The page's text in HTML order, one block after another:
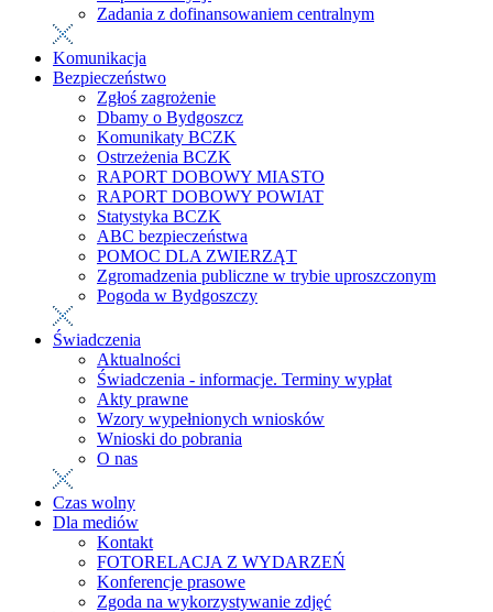
Zadania z dofinansowaniem centralnym
Komunikacja
Bezpieczeństwo
Zgłoś zagrożenie
Dbamy o Bydgoszcz
Komunikaty BCZK
Ostrzeżenia BCZK
RAPORT DOBOWY MIASTO
RAPORT DOBOWY POWIAT
Statystyka BCZK
ABC bezpieczeństwa
POMOC DLA ZWIERZĄT
Zgromadzenia publiczne w trybie uproszczonym
Pogoda w Bydgoszczy
Świadczenia
Aktualności
Świadczenia - informacje. Terminy wypłat
Akty prawne
Wzory wypełnionych wniosków
Wnioski do pobrania
O nas
Czas wolny
Dla mediów
Kontakt
FOTORELACJA Z WYDARZEŃ
Konferencje prasowe
Zgoda na wykorzystywanie zdjęć